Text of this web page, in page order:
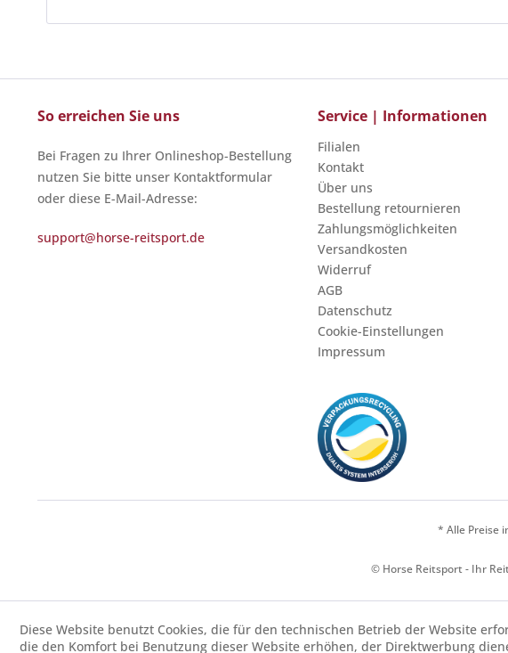
So erreichen Sie uns
Bei Fragen zu Ihrer Onlineshop-Bestellung
nutzen Sie bitte unser Kontaktformular
oder diese E-Mail-Adresse:
support@horse-reitsport.de
Service | Informationen
Filialen
Kontakt
Über uns
Bestellung retournieren
Zahlungsmöglichkeiten
Versandkosten
Widerruf
AGB
Datenschutz
Cookie-Einstellungen
Impressum
* Alle Preise
© Horse Reitsport - Ihr
Diese Website benutzt Cookies, die für den technischen Betrieb der Website
die den Komfort bei Benutzung dieser Website erhöhen, der Direktwerbung